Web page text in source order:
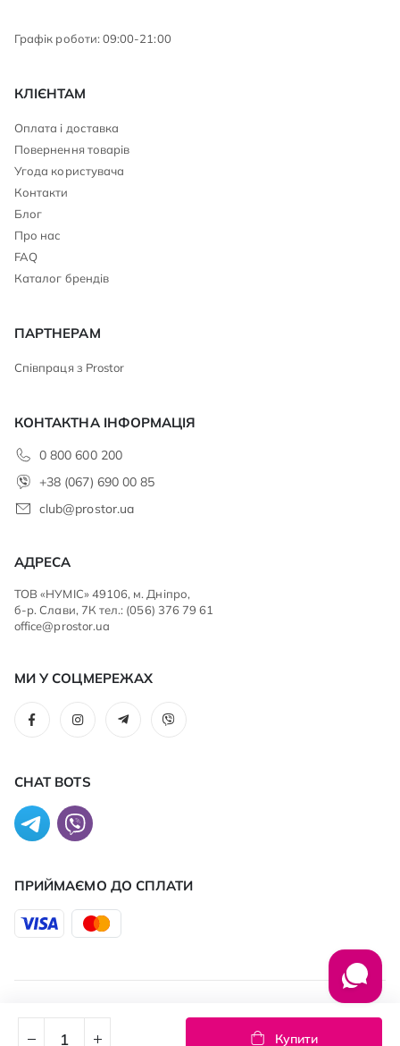
Купити
Графік роботи: 09:00-21:00
КЛІЄНТАМ
Оплата і доставка
Повернення товарів
Угода користувача
Контакти
Блог
Про нас
FAQ
Каталог брендів
ПАРТНЕРАМ
Співпраця з Prostor
КОНТАКТНА ІНФОРМАЦІЯ
0 800 600 200
+38 (067) 690 00 85
club@prostor.ua
АДРЕСА
ТОВ «НУМІС» 49106, м. Дніпро,
б-р. Слави, 7К тел.: (056) 376 79 61
office@prostor.ua
МИ У СОЦМЕРЕЖАХ
CHAT BOTS
ПРИЙМАЄМО ДО CПЛАТИ
© 2026 PROSTOR